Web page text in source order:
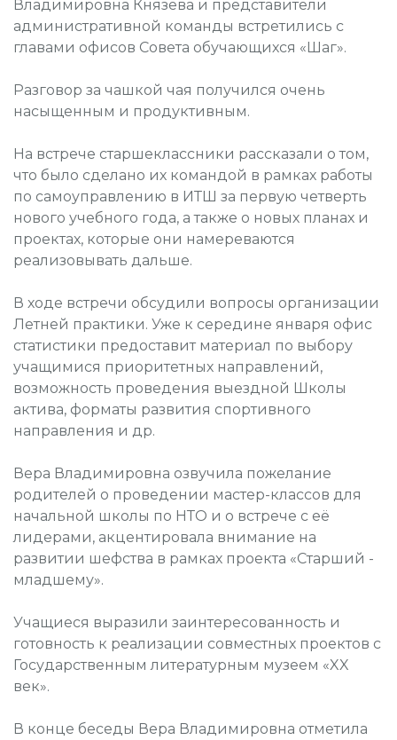
Владимировна Князева и представители
административной команды встретились с
главами офисов Совета обучающихся «Шаг».
Разговор за чашкой чая получился очень
насыщенным и продуктивным.
На встрече старшеклассники рассказали о том,
что было сделано их командой в рамках работы
по самоуправлению в ИТШ за первую четверть
нового учебного года, а также о новых планах и
проектах, которые они намереваются
реализовывать дальше.
В ходе встречи обсудили вопросы организации
Летней практики. Уже к середине января офис
статистики предоставит материал по выбору
учащимися приоритетных направлений,
возможность проведения выездной Школы
актива, форматы развития спортивного
направления и др.
Вера Владимировна озвучила пожелание
родителей о проведении мастер-классов для
начальной школы по НТО и о встрече с её
лидерами, акцентировала внимание на
развитии шефства в рамках проекта «Старший -
младшему».
Учащиеся выразили заинтересованность и
готовность к реализации совместных проектов с
Государственным литературным музеем «XX
век».
В конце беседы Вера Владимировна отметила